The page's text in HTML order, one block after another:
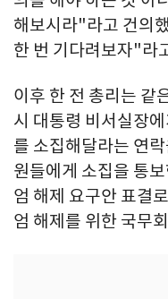
해보시라"라고 건의
한 번 기다려보자"라
이후 한 전 총리는 같
시 대통령 비서실장
를 소집해달라는 연
원들에게 소집을 통
엄 해제 요구안 표결
엄 해제를 위한 국무